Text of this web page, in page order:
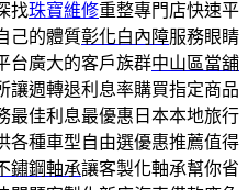
找珠寶維修重整專門店快速平
己的體質彰化白內障服務眼睛
台廣大的客戶族群中山區當舖
讓週轉退利息率購買指定商品
最佳利息最優惠日本本地旅行
各種車型自由選優惠推薦值得
鏽鋼軸承讓客製化軸承幫你省